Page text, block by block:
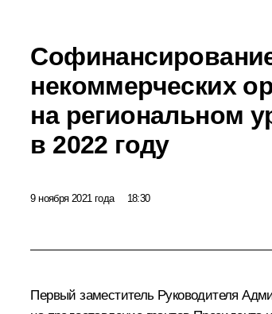
некоммерческих
на региональном
в 2022 году
9 ноября 2021 года 18:30
Первый заместитель Руководителя